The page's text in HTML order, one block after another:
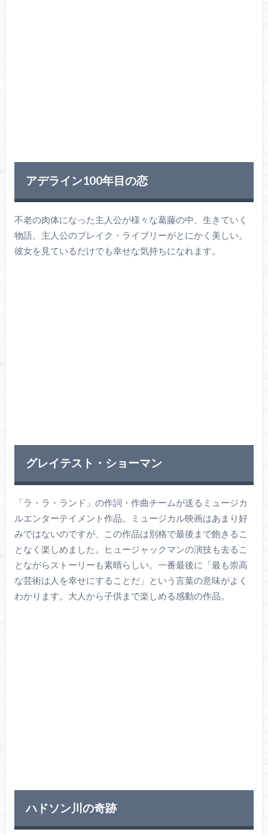
アデライン100年目の恋
不老の肉体になった主人公が様々な葛藤の中、生きていく
物語。主人公のブレイク・ライブリーがとにかく美しい。
彼女を見ているだけでも幸せな気持ちになれます。
グレイテスト・ショーマン
「ラ・ラ・ランド」の作詞・作曲チームが送るミュージカ
ルエンターテイメント作品。ミュージカル映画はあまり好
みではないのですが、この作品は別格で最後まで飽きるこ
となく楽しめました。ヒュージャックマンの演技も去るこ
とながらストーリーも素晴らしい。一番最後に「最も崇高
な芸術は人を幸せにすることだ」という言葉の意味がよく
わかります。大人から子供まで楽しめる感動の作品。
ハドソン川の奇跡